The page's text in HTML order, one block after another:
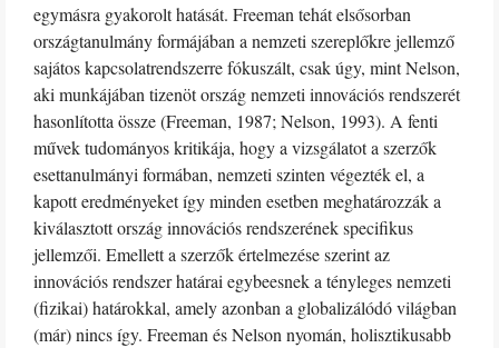
egymásra gyakorolt hatását. Freeman tehát elsősorban
országtanulmány formájában a nemzeti szereplőkre jellemző
sajátos kapcsolatrendszerre fókuszált, csak úgy, mint Nelson,
aki munkájában tizenöt ország nemzeti innovációs rendszerét
hasonlította össze (Freeman, 1987; Nelson, 1993). A fenti
művek tudományos kritikája, hogy a vizsgálatot a szerzők
esettanulmányi formában, nemzeti szinten végezték el, a
kapott eredményeket így minden esetben meghatározzák a
kiválasztott ország innovációs rendszerének specifikus
jellemzői. Emellett a szerzők értelmezése szerint az
innovációs rendszer határai egybeesnek a tényleges nemzeti
(fizikai) határokkal, amely azonban a globalizálódó világban
(már) nincs így. Freeman és Nelson nyomán, holisztikusabb